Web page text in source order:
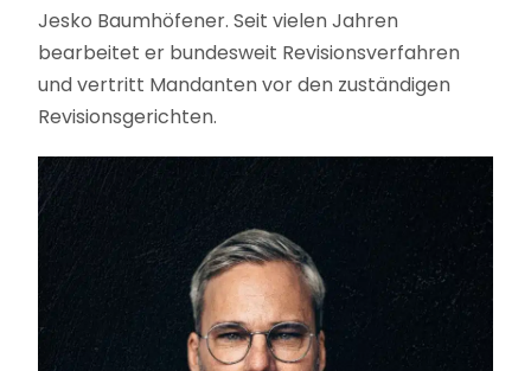
Jesko Baumhöfener. Seit vielen Jahren
bearbeitet er bundesweit Revisionsverfahren
und vertritt Mandanten vor den zuständigen
Revisionsgerichten.